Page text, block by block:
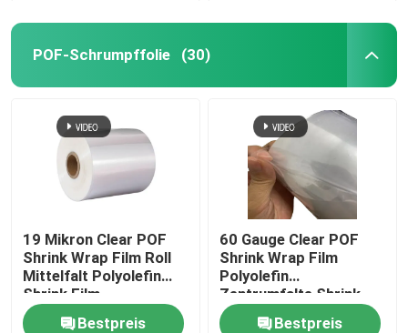
POF-Schrumpffolie (30)
19 Mikron Clear POF
Shrink Wrap Film Roll
Mittelfalt Polyolefin
Shrink Film
Bestpreis
60 Gauge Clear POF
Shrink Wrap Film
Polyolefin
Zentrumfalte Shrink
Film Roll
Bestpreis